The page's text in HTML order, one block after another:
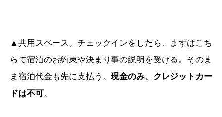
▲共用スペース。チェックインをしたら、まずはこち
らで宿泊のお約束や決まり事の説明を受ける。そのま
ま宿泊代金も先に支払う。 現金のみ、クレジットカー
ドは不可。